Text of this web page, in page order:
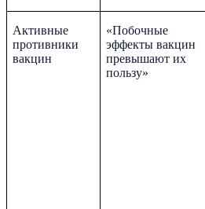
Активные
противники
вакцин
«Побочные
эффекты вакцин
превышают их
пользу»